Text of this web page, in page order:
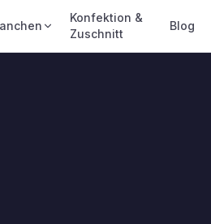
Konfektion &
Zuschnitt
Blog